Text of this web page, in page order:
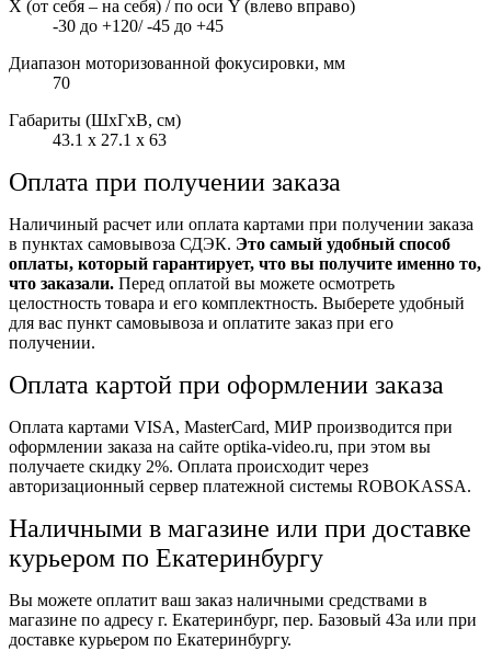
Х (от себя – на себя) / по оси Y (влево вправо)
-30 до +120/ -45 до +45
Диапазон моторизованной фокусировки, мм
70
Габариты (ШxГxВ, см)
43.1 x 27.1 x 63
Оплата при получении заказа
Наличиный расчет или оплата картами при получении заказа
в пунктах самовывоза СДЭК. Это самый удобный способ
оплаты, который гарантирует, что вы получите именно то,
что заказали. Перед оплатой вы можете осмотреть
целостность товара и его комплектность. Выберете удобный
для вас пункт самовывоза и оплатите заказ при его
получении.
Оплата картой при оформлении заказа
Оплата картами VISA, MasterCard, МИР производится при
оформлении заказа на сайте optika-video.ru, при этом вы
получаете скидку 2%. Оплата происходит через
авторизационный сервер платежной системы ROBOKASSA.
Наличными в магазине или при доставке
курьером по Екатеринбургу
Вы можете оплатит ваш заказ наличными средствами в
магазине по адресу г. Екатеринбург, пер. Базовый 43а или при
доставке курьером по Екатеринбургу.